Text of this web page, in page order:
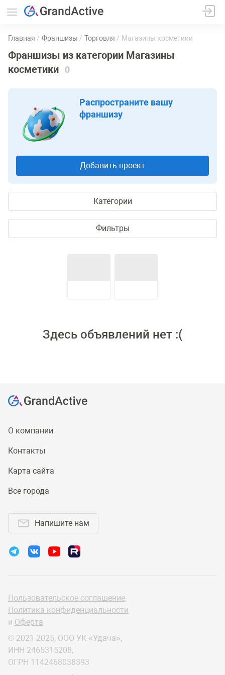
Главная Франшизы Торговля Магазины косметики
Франшизы из категории Магазины
косметики
0
Распространите вашу
франшизу
Добавить проект
Категории
Фильтры
Здесь объявлений нет :(
О компании
Контакты
Карта сайта
Все города
Напишите нам
Пользовательское соглашение,
Политика конфиденциальности
и Оферта
© 2021-2025, ООО УК «Удача»,
ИНН 2465315208,
ОГРН 1142468038393